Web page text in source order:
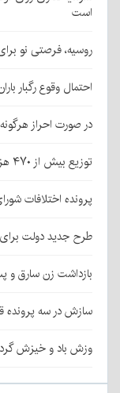
است
روسیه، فرصتی نو
احتمال وقوع رگبار
در صورت احراز
توزیع بیش از ۴۷۰ هزار لیتر آب میان عزاداران جامانده اربعین در کرمان
پرونده اختلافات
طرح جدید دولت برای
بازداشت زن سارق و پسر ۱۲ ساله‌اش در
سازش در سه پرونده
وزش باد و خیزش